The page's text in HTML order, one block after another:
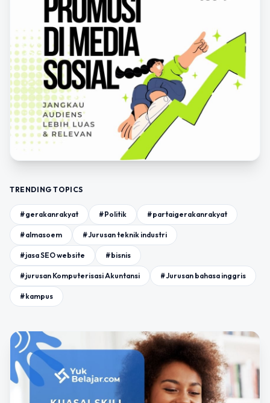
TRENDING TOPICS
#gerakanrakyat #Politik #partaigerakanrakyat
#almasoem #Jurusan teknik industri
#jasa SEO website #bisnis
#jurusan Komputerisasi Akuntansi #Jurusan bahasa inggris
#kampus